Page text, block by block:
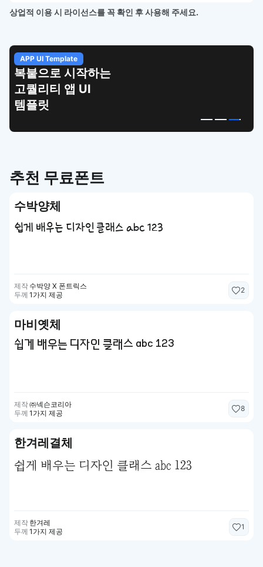
상업적 이용 시 라이선스를 꼭 확인 후 사용해 주세요.
APP UI Template
복붙으로 시작하는
고퀄리티 앱 UI
템플릿
추천 무료폰트
수박양체
쉽게 배우는 디자인 클래스 abc 123
제작 수박양 X 폰트릭스
두께 1가지 제공
2
마비옛체
쉽게 배우는 디자인 클래스 abc 123
제작㈜넥슨코리아
두께 1가지 제공
8
한겨레결체
쉽게 배우는 디자인 클래스 abc 123
제작 한겨레
두께 1가지 제공
1